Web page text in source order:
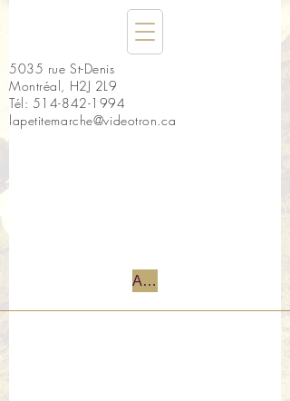
5035 rue St-Denis
Montréal, H2J 2L9
Tél: 514-842-1994
lapetitemarche@videotron.ca
Accueil